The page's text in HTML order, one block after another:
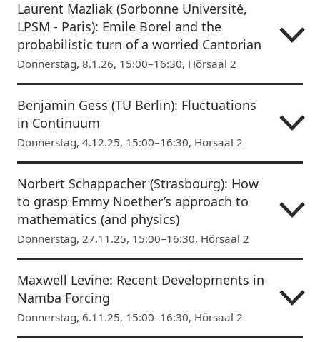
Laurent Mazliak (Sorbonne Université,
LPSM - Paris): Emile Borel and the
probabilistic turn of a worried Cantorian
Donnerstag, 8.1.26, 15:00–16:30, Hörsaal 2
Benjamin Gess (TU Berlin): Fluctuations
in Continuum
Donnerstag, 4.12.25, 15:00–16:30, Hörsaal 2
Norbert Schappacher (Strasbourg): How
to grasp Emmy Noether’s approach to
mathematics (and physics)
Donnerstag, 27.11.25, 15:00–16:30, Hörsaal 2
Maxwell Levine: Recent Developments in
Namba Forcing
Donnerstag, 6.11.25, 15:00–16:30, Hörsaal 2